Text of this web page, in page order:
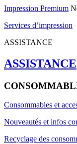
Impression Premium
Services d’impression
ASSISTANCE
ASSISTANCE
Consommables et
Nouveautés et infos
Recyclage des